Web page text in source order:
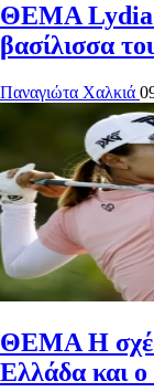
ΘΕΜΑ
βασίλισσα
Παναγιώτα Χαλκιά
ΘΕΜΑΗ
Ελλάδα και